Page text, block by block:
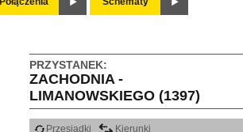
PRZYSTANEK:
ZACHODNIA -
LIMANOWSKIEGO (1397)
Przesiadki
Kierunki